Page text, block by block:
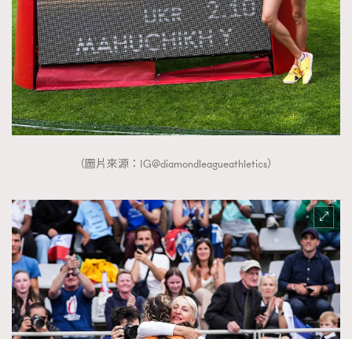
（圖片來源：IG@diamondleagueathletics）